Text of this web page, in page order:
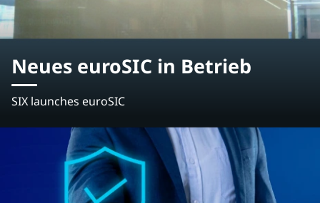
Neues euroSIC in Betrieb
SIX launches euroSIC